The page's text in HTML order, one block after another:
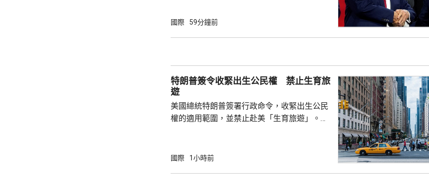
朗普的顧問形容，特朗普已私下認定由萬斯
國際 59分鐘前
特朗普簽令收緊出生公民權 禁止生育旅
遊
美國總統特朗普簽署行政命令，收緊出生公民
權的適用範圍，並禁止赴美「生育旅遊」。行
會自動獲得美國公民身份。華府亦禁止透過赴
國際 1小時前